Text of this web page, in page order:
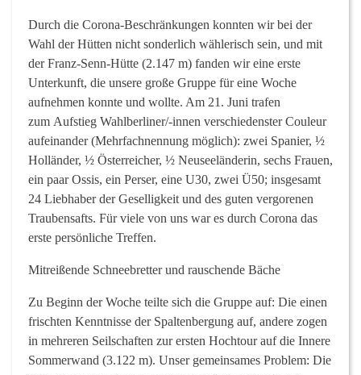
Durch die Corona-Beschränkungen konnten wir bei der
Wahl der Hütten nicht sonderlich wählerisch sein, und mit
der Franz-Senn-Hütte (2.147 m) fanden wir eine erste
Unterkunft, die unsere große Gruppe für eine Woche
aufnehmen konnte und wollte. Am 21. Juni trafen
zum Aufstieg Wahlberliner/-innen verschiedenster Couleur
aufeinander (Mehrfachnennung möglich): zwei Spanier, ½
Holländer, ½ Österreicher, ½ Neuseeländerin, sechs Frauen,
ein paar Ossis, ein Perser, eine U30, zwei Ü50; insgesamt
24 Liebhaber der Geselligkeit und des guten vergorenen
Traubensafts. Für viele von uns war es durch Corona das
erste persönliche Treffen.
Mitreißende Schneebretter und rauschende Bäche
Zu Beginn der Woche teilte sich die Gruppe auf: Die einen
frischten Kenntnisse der Spaltenbergung auf, andere zogen
in mehreren Seilschaften zur ersten Hochtour auf die Innere
Sommerwand (3.122 m). Unser gemeinsames Problem: Die